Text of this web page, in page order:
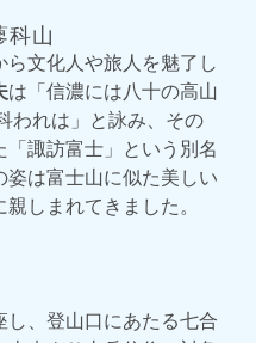
科山
文化人や旅人を魅了し
は「信濃には八十の高山
われは」と詠み、その
諏訪富士」という別名
は富士山に似た美しい
しまれてきました。
し、登山口にあたる七合